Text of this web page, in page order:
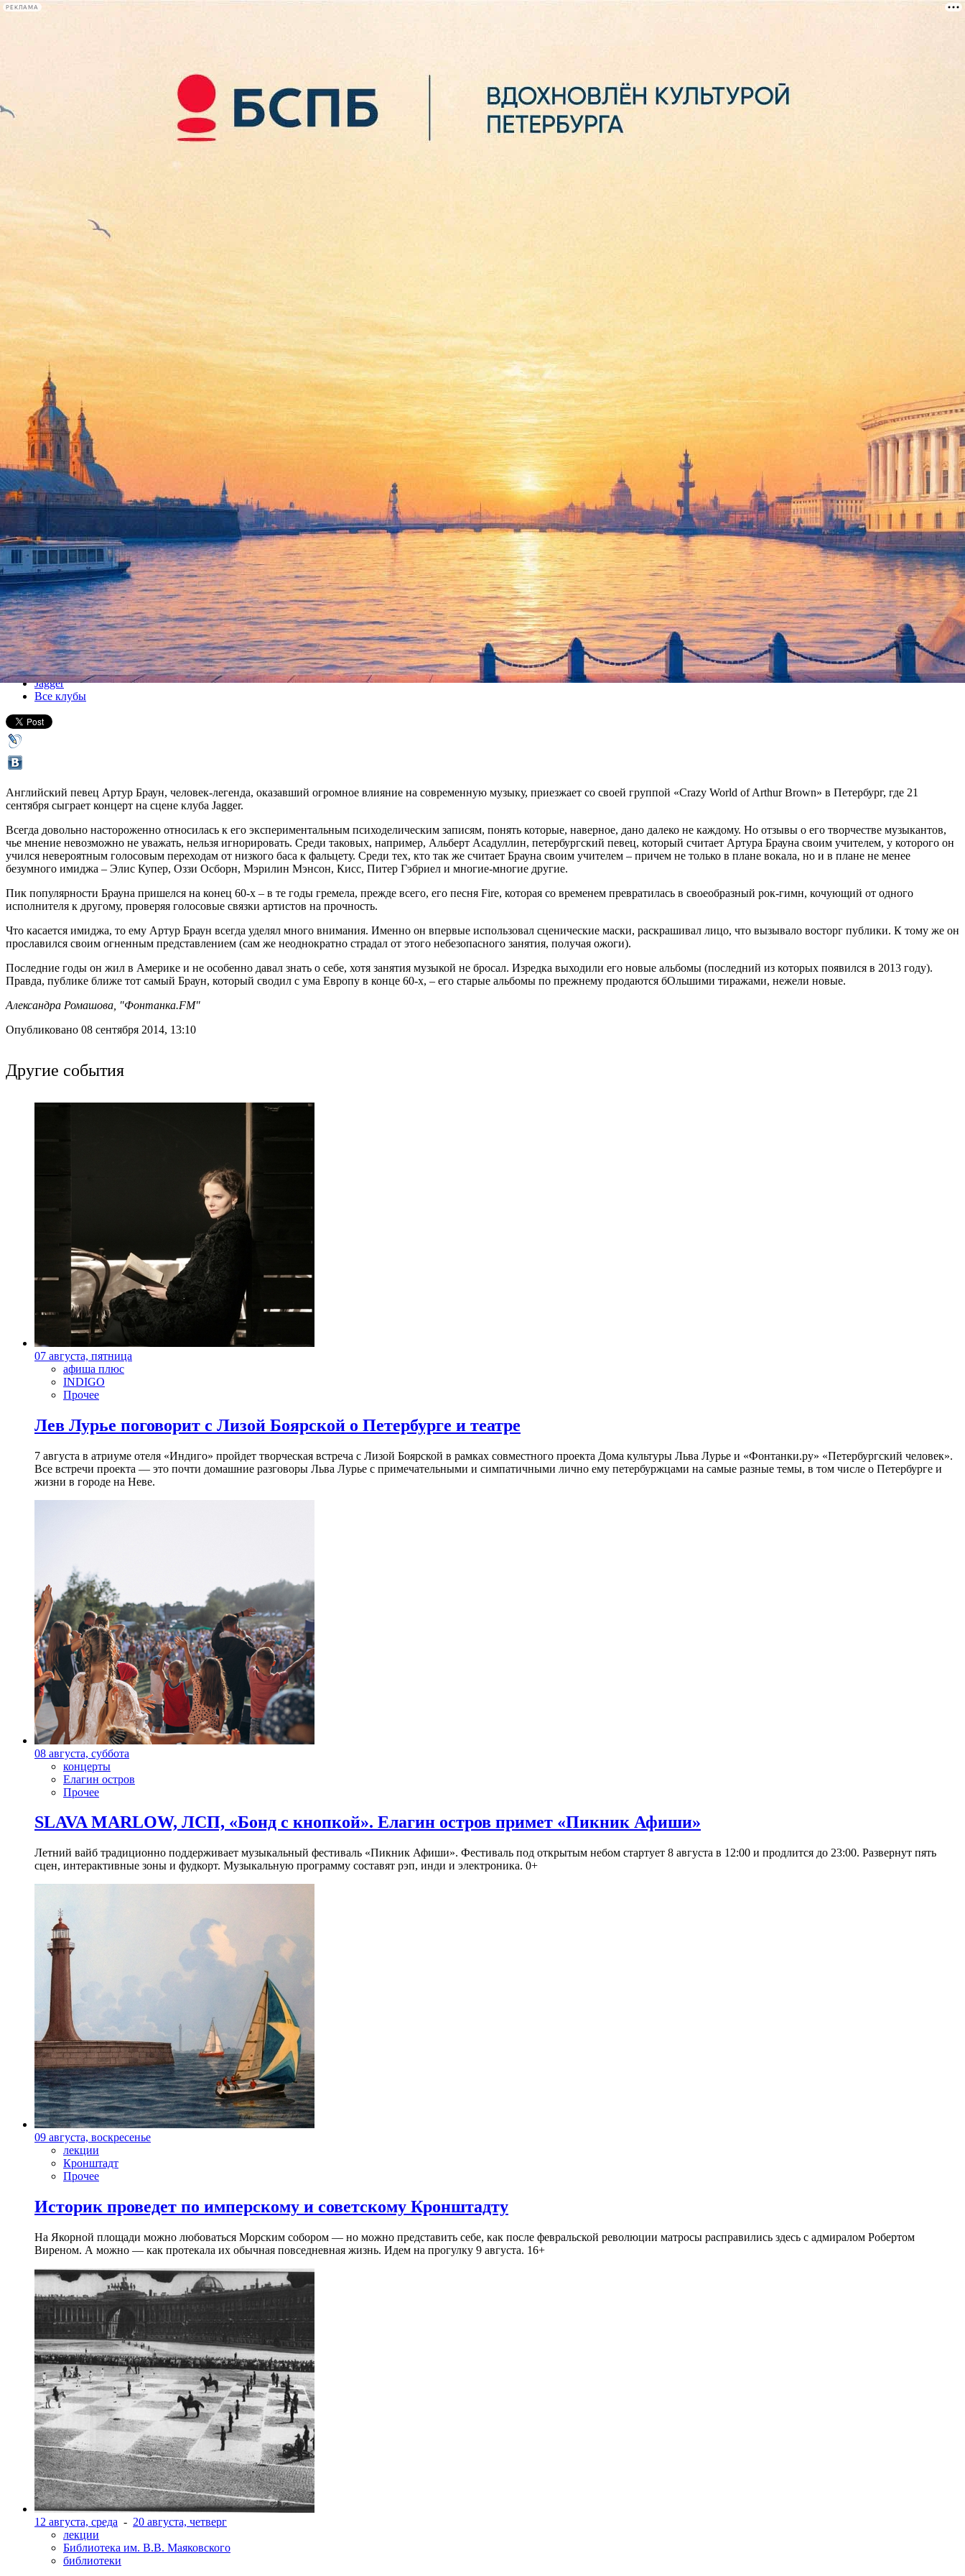
РЕКЛАМА
лекции
книги
Человек-легенда Артур Браун добавит Петербургу огня
21 сентября 2014, воскресенье
Версия для печати
Все концерты
Jagger
Все клубы
Английский певец Артур Браун, человек-легенда, оказавший огромное влияние на современную музыку, приезжает со своей группой «Crazy World of Arthur Brown» в Петербург, где 21
сентября сыграет концерт на сцене клуба Jagger.
Всегда довольно настороженно относилась к его экспериментальным психоделическим записям, понять которые, наверное, дано далеко не каждому. Но отзывы о его творчестве музыкантов,
чье мнение невозможно не уважать, нельзя игнорировать. Среди таковых, например, Альберт Асадуллин, петербургский певец, который считает Артура Брауна своим учителем, у которого он
учился невероятным голосовым переходам от низкого баса к фальцету. Среди тех, кто так же считает Брауна своим учителем – причем не только в плане вокала, но и в плане не менее
безумного имиджа – Элис Купер, Оззи Осборн, Мэрилин Мэнсон, Кисс, Питер Гэбриел и многие-многие другие.
Пик популярности Брауна пришелся на конец 60-х – в те годы гремела, прежде всего, его песня Fire, которая со временем превратилась в своеобразный рок-гимн, кочующий от одного
исполнителя к другому, проверяя голосовые связки артистов на прочность.
Что касается имиджа, то ему Артур Браун всегда уделял много внимания. Именно он впервые использовал сценические маски, раскрашивал лицо, что вызывало восторг публики. К тому же он
прославился своим огненным представлением (сам же неоднократно страдал от этого небезопасного занятия, получая ожоги).
Последние годы он жил в Америке и не особенно давал знать о себе, хотя занятия музыкой не бросал. Изредка выходили его новые альбомы (последний из которых появился в 2013 году).
Правда, публике ближе тот самый Браун, который сводил с ума Европу в конце 60-х, – его старые альбомы по прежнему продаются бОльшими тиражами, нежели новые.
Александра Ромашова, "Фонтанка.FM"
Опубликовано 08 сентября 2014, 13:10
Другие события
07 августа, пятница
афиша плюс
INDIGO
Прочее
Лев Лурье поговорит с Лизой Боярской о Петербурге и театре
7 августа в атриуме отеля «Индиго» пройдет творческая встреча с Лизой Боярской в рамках совместного проекта Дома культуры Льва Лурье и «Фонтанки.ру» «Петербургский человек».
Все встречи проекта — это почти домашние разговоры Льва Лурье с примечательными и симпатичными лично ему петербуржцами на самые разные темы, в том числе о Петербурге и
жизни в городе на Неве.
08 августа, суббота
концерты
Елагин остров
Прочее
SLAVA MARLOW, ЛСП, «Бонд с кнопкой». Елагин остров примет «Пикник Афиши»
Летний вайб традиционно поддерживает музыкальный фестиваль «Пикник Афиши». Фестиваль под открытым небом стартует 8 августа в 12:00 и продлится до 23:00. Развернут пять
сцен, интерактивные зоны и фудкорт. Музыкальную программу составят рэп, инди и электроника. 0+
09 августа, воскресенье
лекции
Кронштадт
Прочее
Историк проведет по имперскому и советскому Кронштадту
На Якорной площади можно любоваться Морским собором — но можно представить себе, как после февральской революции матросы расправились здесь с адмиралом Робертом
Виреном. А можно — как протекала их обычная повседневная жизнь. Идем на прогулку 9 августа. 16+
12 августа, среда - 20 августа, четверг
лекции
Библиотека им. В.В. Маяковского
библиотеки